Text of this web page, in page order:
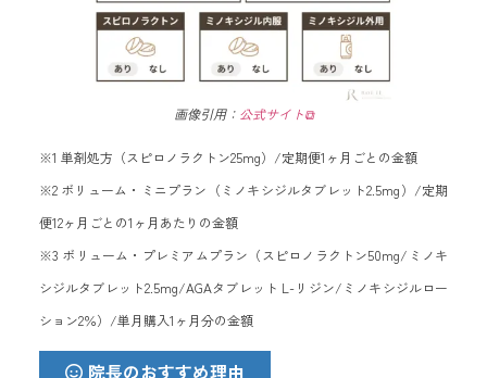
画像引用： 公式サイト⧉
※1 単剤処方（スピロノラクトン25mg）/定期便1ヶ月ごとの金額
※2 ボリューム・ミニプラン（ミノキシジルタブレット2.5mg）/定期
便12ヶ月ごとの1ヶ月あたりの金額
※3 ボリューム・プレミアムプラン（スピロノラクトン50mg/ミノキ
シジルタブレット2.5mg/AGAタブレット L-リジン/ミノキシジルロー
ション2％）/単月購入1ヶ月分の金額
院長のおすすめ理由